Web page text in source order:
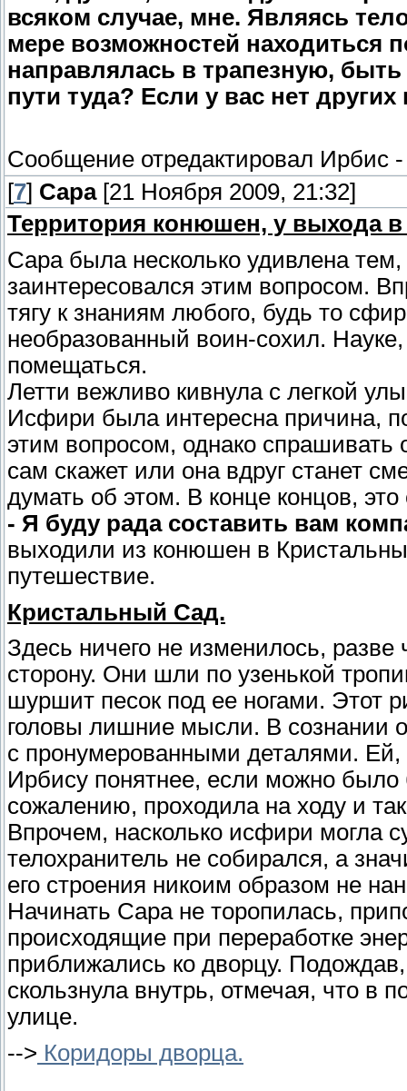
всяком случае, мне. Являясь
мере возможностей находиться
направлялась в трапезную,
пути туда? Если у вас нет
Сообщение отредактировал Ирбис
[7] Сара[21 Ноября 2009, 21:32]
Территория конюшен, у выхода
Сара была несколько удивлена
заинтересовался этим вопросом.
тягу к знаниям любого, будь то
необразованный воин-сохил.
помещаться.
Летти вежливо кивнула с легкой
Исфири была интересна причина,
этим вопросом, однако спрашивать
сам скажет или она вдруг станет
думать об этом. В конце концов,
- Я буду рада составить вам
выходили из конюшен в
путешествие.
Кристальный Сад.
Здесь ничего не изменилось,
сторону. Они шли по узенькой
шуршит песок под ее ногами. Этот
головы лишние мысли. В сознании
с пронумерованными деталями.
Ирбису понятнее, если можно было
сожалению, проходила на ходу и
Впрочем, насколько исфири могла
телохранитель не собирался, а
его строения никоим образом не
Начинать Сара не торопилась,
происходящие при переработке
приближались ко дворцу.
скользнула внутрь, отмечая, что в
улице.
--> Коридоры дворца.